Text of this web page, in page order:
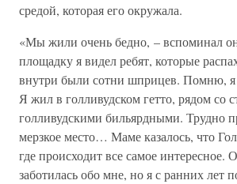
средой, которая его окружала.
«Мы жили очень бедно, – вспоминал
площадку я видел ребят, которые
внутри были сотни шприцев. Помню, я
Я жил в голливудском гетто, рядом со
голливудскими бильярдными. Трудно
мерзкое место… Маме казалось, что
где происходит все самое интересное.
заботилась обо мне, но я с ранних лет